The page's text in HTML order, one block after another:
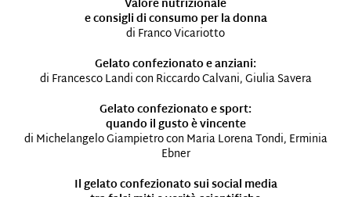
Valore nutrizionale
e consigli di consumo per la donna
di Franco Vicariotto
Gelato confezionato e anziani:
di Francesco Landi con Riccardo Calvani, Giulia Savera
Gelato confezionato e sport:
quando il gusto è vincente
di Michelangelo Giampietro con Maria Lorena Tondi, Erminia
Ebner
Il gelato confezionato sui social media